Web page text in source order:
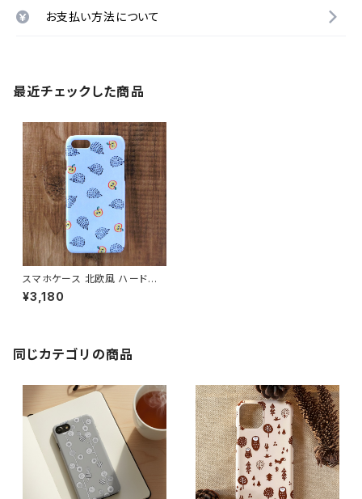
お支払い方法について
最近チェックした商品
スマホケース 北欧風 ハードケ
ース iPhone17/galaxy/Goog
lepixel/Xperia 大人可愛い お
¥3,180
同じカテゴリの商品